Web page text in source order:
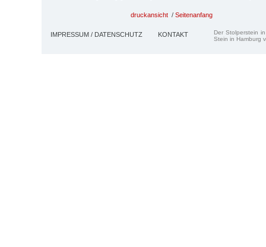
druckansicht / Seitenanfang
IMPRESSUM / DATENSCHUTZ KONTAKT
Der Stolperstein
Stein in Hamburg